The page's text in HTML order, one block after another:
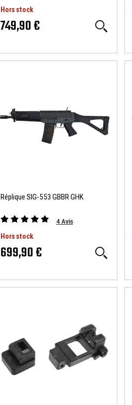
Hors stock
749,90 €
Réplique SIG-553 GBBR GHK
4Avis
Hors stock
699,90 €